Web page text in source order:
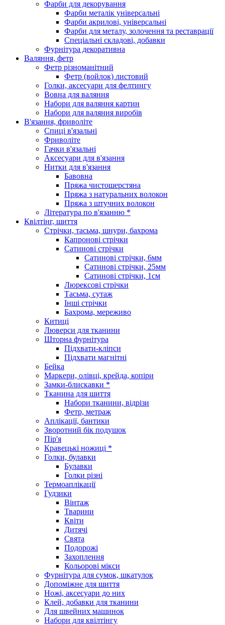
Фарби для декорування
Фарби металік універсальні
Фарби акрилові, універсальні
Фарби для металу, золочення та реставрації
Спеціальні складові, добавки
Фурнітура декоративна
Валяння, фетр
Фетр різноманітний
Фетр (войлок) листовий
Голки, аксесуари для фелтингу
Вовна для валяння
Набори для валяння картин
Набори для валяння виробів
В'язання, фриволіте
Спиці в'язальні
Фриволіте
Гачки в'язальні
Аксесуари для в'язання
Нитки для в'язання
Бавовна
Пряжа чистошерстяна
Пряжа з натуральних волокон
Пряжа з штучних волокон
Література по в'язанню *
Квілтінг, шиття
Стрічки, тасьма, шнури, бахрома
Капронові стрічки
Сатинові стрічки
Сатинові стрічки, 6мм
Сатинові стрічки, 25мм
Сатинові стрічки, 1см
Люрексові стрічки
Тасьма, сутаж
Інші стрічки
Бахрома, мереживо
Китиці
Люверси для тканини
Шторна фурнітура
Підхвати-кліпси
Підхвати магнітні
Бейка
Маркери, олівці, крейда, копіри
Замки-блискавки *
Тканина для шиття
Набори тканини, відрізи
Фетр, метраж
Аплікації, бантики
Зворотний бік подушок
Пір'я
Кравецькі ножиці *
Голки, булавки
Булавки
Голки різні
Термоаплікації
Гудзики
Вінтаж
Тварини
Квіти
Дитячі
Свята
Подорожі
Захоплення
Кольорові мікси
Фурнітура для сумок, шкатулок
Допоміжне для шиття
Ножі, аксесуари до них
Клей, добавки для тканини
Для швейних машинок
Набори для квілтінгу